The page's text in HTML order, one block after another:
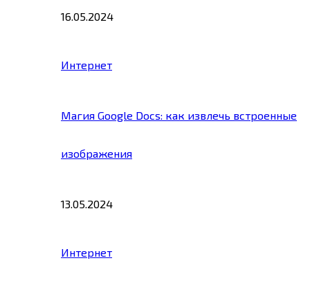
16.05.2024
Интернет
Магия Google Docs: как извлечь встроенные
изображения
13.05.2024
Интернет